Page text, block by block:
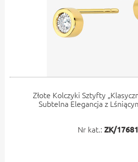
Złote Kolczyki Sztyfty
Subtelna Elegancja z
Nr kat.: ZK/17681